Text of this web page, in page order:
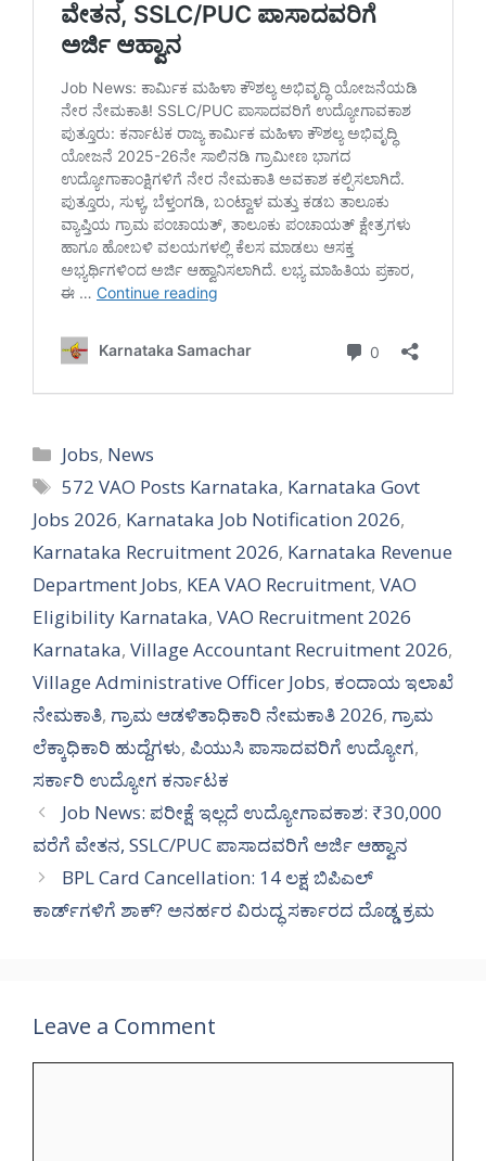
Categories
Jobs, News
Tags
572 VAO Posts Karnataka, Karnataka Govt
Jobs 2026, Karnataka Job Notification 2026,
Karnataka Recruitment 2026, Karnataka Revenue
Department Jobs, KEA VAO Recruitment, VAO
Eligibility Karnataka, VAO Recruitment 2026
Karnataka, Village Accountant Recruitment 2026,
Village Administrative Officer Jobs, ಕಂದಾಯ ಇಲಾಖೆ
ನೇಮಕಾತಿ, ಗ್ರಾಮ ಆಡಳಿತಾಧಿಕಾರಿ ನೇಮಕಾತಿ 2026, ಗ್ರಾಮ
ಲೆಕ್ಕಾಧಿಕಾರಿ ಹುದ್ದೆಗಳು, ಪಿಯುಸಿ ಪಾಸಾದವರಿಗೆ ಉದ್ಯೋಗ,
ಸರ್ಕಾರಿ ಉದ್ಯೋಗ ಕರ್ನಾಟಕ
Job News: ಪರೀಕ್ಷೆ ಇಲ್ಲದೆ ಉದ್ಯೋಗಾವಕಾಶ: ₹30,000
ವರೆಗೆ ವೇತನ, SSLC/PUC ಪಾಸಾದವರಿಗೆ ಅರ್ಜಿ ಆಹ್ವಾನ
BPL Card Cancellation: 14 ಲಕ್ಷ ಬಿಪಿಎಲ್
ಕಾರ್ಡ್‌ಗಳಿಗೆ ಶಾಕ್? ಅನರ್ಹರ ವಿರುದ್ಧ ಸರ್ಕಾರದ ದೊಡ್ಡ ಕ್ರಮ
Leave a Comment